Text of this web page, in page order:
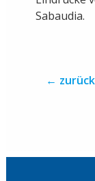
Sabaudia.
← zurück